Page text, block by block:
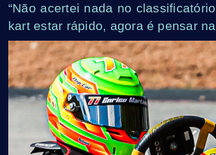
“Não acertei nada no
kart estar rápido, agora é pensar